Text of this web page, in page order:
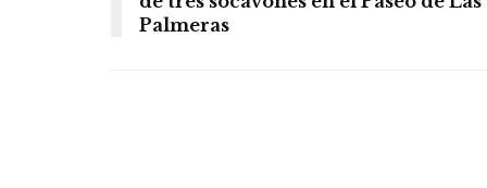
Palmeras